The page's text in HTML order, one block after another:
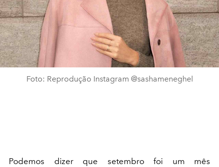
Foto: Reprodução Instagram @sashameneghel
Podemos dizer que setembro foi um mês